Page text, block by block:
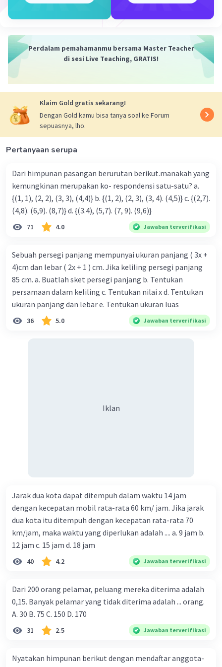
Perdalam pemahamanmu bersama Master Teacher
di sesi Live Teaching, GRATIS!
Klaim Gold gratis sekarang!
Dengan Gold kamu bisa tanya soal ke Forum
sepuasnya, lho.
Pertanyaan serupa
Dari himpunan pasangan berurutan berikut.manakah yang
kemungkinan merupakan ko- respondensi satu-satu? a.
{(1, 1), (2, 2), (3, 3), (4,4)} b. {(1, 2), (2, 3), (3, 4). (4,5)} c. {(2,7).
(4,8). (6,9). (8,7)} d. {(3.4), (5,7). (7, 9). (9,6)}
71 4.0 Jawaban terverifikasi
Sebuah persegi panjang mempunyai ukuran panjang ( 3x +
4)cm dan lebar ( 2x + 1 ) cm. Jika keliling persegi panjang
85 cm. a. Buatlah sket persegi panjang b. Tentukan
persamaan dalam keliling c. Tentukan nilai x d. Tentukan
ukuran panjang dan lebar e. Tentukan ukuran luas
36 5.0 Jawaban terverifikasi
Iklan
Jarak dua kota dapat ditempuh dalam waktu 14 jam
dengan kecepatan mobil rata-rata 60 km/ jam. Jika jarak
dua kota itu ditempuh dengan kecepatan rata-rata 70
km/jam, maka waktu yang diperlukan adalah .... a. 9 jam b.
12 jam c. 15 jam d. 18 jam
40 4.2 Jawaban terverifikasi
Dari 200 orang pelamar, peluang mereka diterima adalah
0,15. Banyak pelamar yang tidak diterima adalah ... orang.
A. 30 B. 75 C. 150 D. 170
31 2.5 Jawaban terverifikasi
Nyatakan himpunan berikut dengan mendaftar anggota-